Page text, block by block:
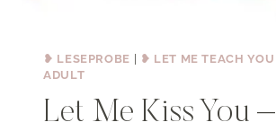
❥ LESEPROBE ❥ LET ME TEACH YOU
ADULT
Let Me Kiss You –